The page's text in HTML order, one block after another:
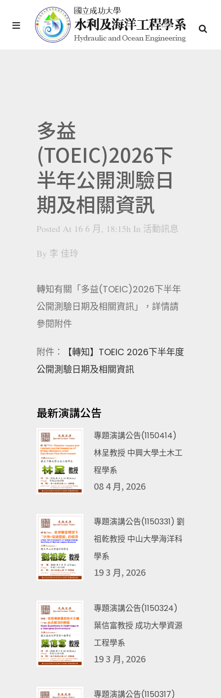
多益
(TOEIC)2026下
半年公開測驗日
期及相關資訊
Posted At 16 6 月, 18:15h In 活動訊息
By 李 佳玲
轉知有關「多益(TOEIC)2026下半年
公開測驗日期及相關資訊」，詳情請
參閱附件
附件：
【轉知】TOEIC 2026下半年度
公開測驗日期及相關資訊
最新演講公告
專題演講公告(1150414)
林呈教授 中興大學土木工
程學系
08 4 月, 2026
專題演講公告(1150331) 劉
祖乾教授 中山大學海洋科
學系
19 3 月, 2026
專題演講公告(1150324)
葉信富教授 成功大學資源
工程學系
19 3 月, 2026
專題演講公告(1150317)